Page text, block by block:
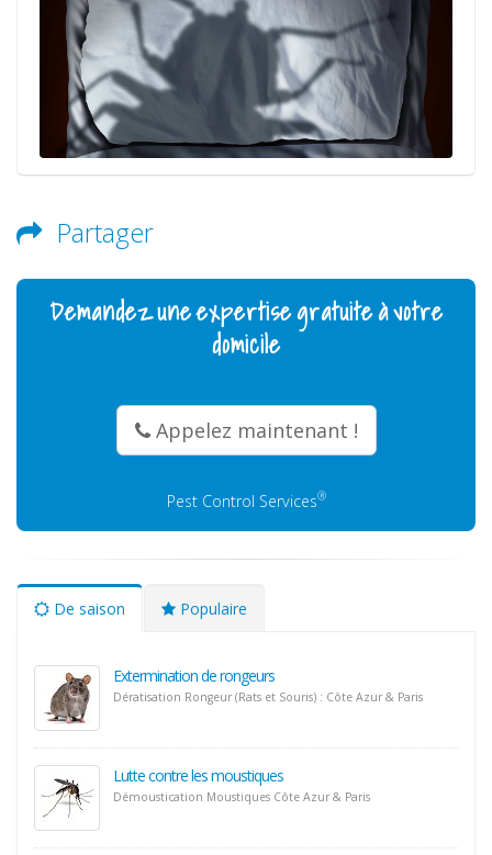
Partager
Demandez une expertise gratuite à votre
domicile
Appelez maintenant !
Pest Control Services®
De saison Populaire
Extermination de rongeurs
Dératisation Rongeur (Rats et Souris) : Côte Azur & Paris
Lutte contre les moustiques
Démoustication Moustiques Côte Azur & Paris